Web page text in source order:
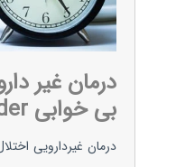
درمان غیر
بی خوابی Sleep Disorder
درمان غیردارویی